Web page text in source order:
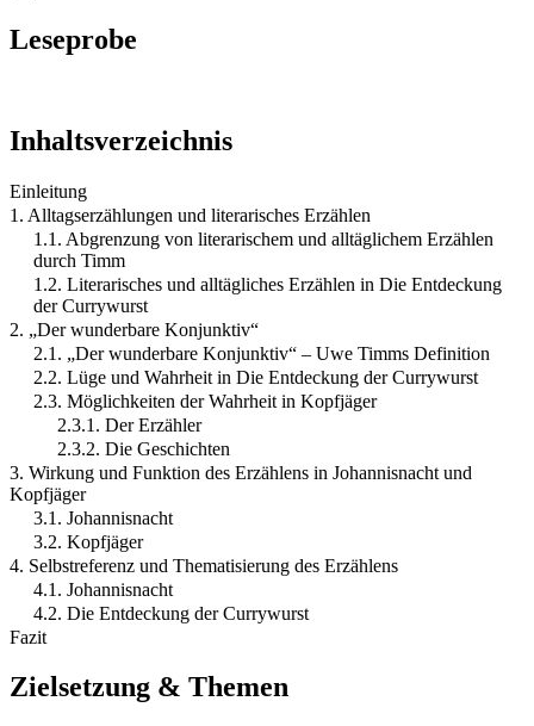
Leseprobe
Inhaltsverzeichnis
Einleitung
1. Alltagserzählungen und literarisches Erzählen
1.1. Abgrenzung von literarischem und alltäglichem Erzählen
durch Timm
1.2. Literarisches und alltägliches Erzählen in Die Entdeckung
der Currywurst
2. „Der wunderbare Konjunktiv“
2.1. „Der wunderbare Konjunktiv“ – Uwe Timms Definition
2.2. Lüge und Wahrheit in Die Entdeckung der Currywurst
2.3. Möglichkeiten der Wahrheit in Kopfjäger
2.3.1. Der Erzähler
2.3.2. Die Geschichten
3. Wirkung und Funktion des Erzählens in Johannisnacht und
Kopfjäger
3.1. Johannisnacht
3.2. Kopfjäger
4. Selbstreferenz und Thematisierung des Erzählens
4.1. Johannisnacht
4.2. Die Entdeckung der Currywurst
Fazit
Zielsetzung & Themen